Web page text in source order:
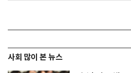
사회 많이 본 뉴스